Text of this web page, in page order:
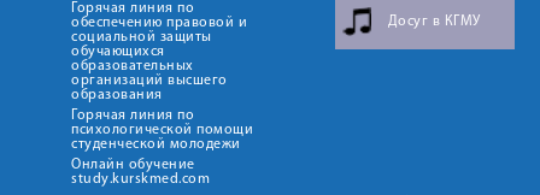
Горячая линия по
обеспечению правовой и
социальной защиты
обучающихся
образовательных
организаций высшего
образования
Горячая линия по
психологической помощи
студенческой молодежи
Онлайн обучение
study.kurskmed.com
Досуг в КГМУ